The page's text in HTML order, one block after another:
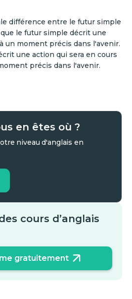
différence entre le futur simple
le futur simple décrit une
un moment précis dans l'avenir.
une action qui sera en cours
précis dans l'avenir.
en êtes où ?
niveau d'anglais en
cours d’anglais
gratuitement